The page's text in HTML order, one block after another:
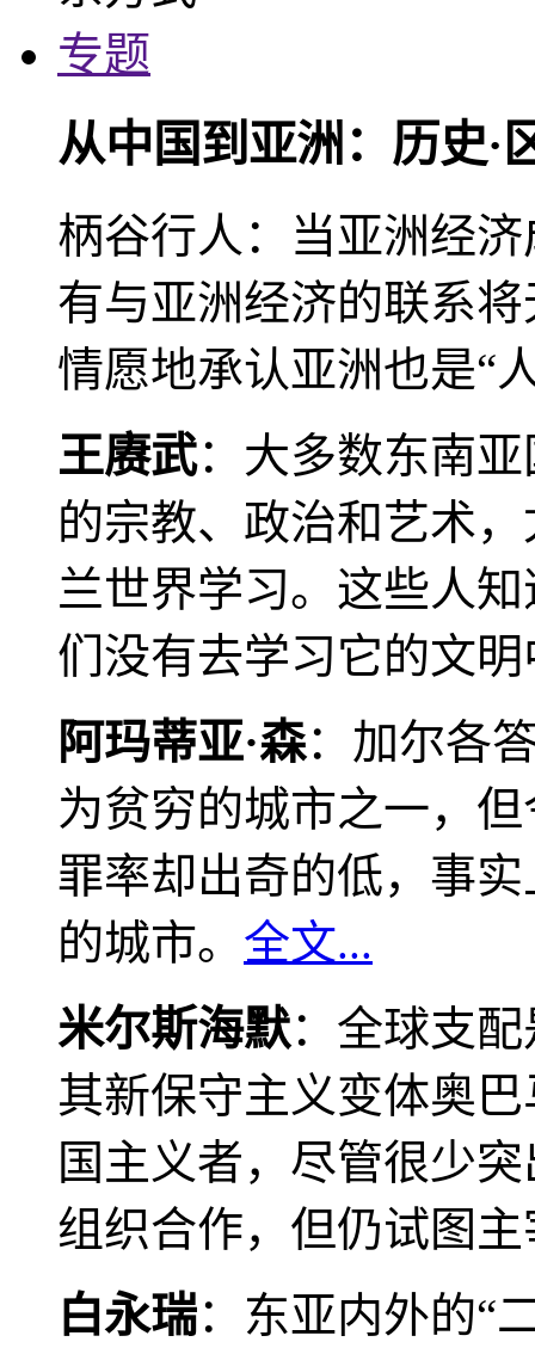
专题
从中国到亚洲：历史·
柄谷行人：当亚洲经
有与亚洲经济的联系
情愿地承认亚洲也是“
王赓武：大多数东南
的宗教、政治和艺术
兰世界学习。这些人
们没有去学习它的文
阿玛蒂亚·森：加尔各
为贫穷的城市之一，
罪率却出奇的低，事
的城市。 全文...
米尔斯海默：全球支
其新保守主义变体奥
国主义者，尽管很少
组织合作，但仍试图
白永瑞：东亚内外的“